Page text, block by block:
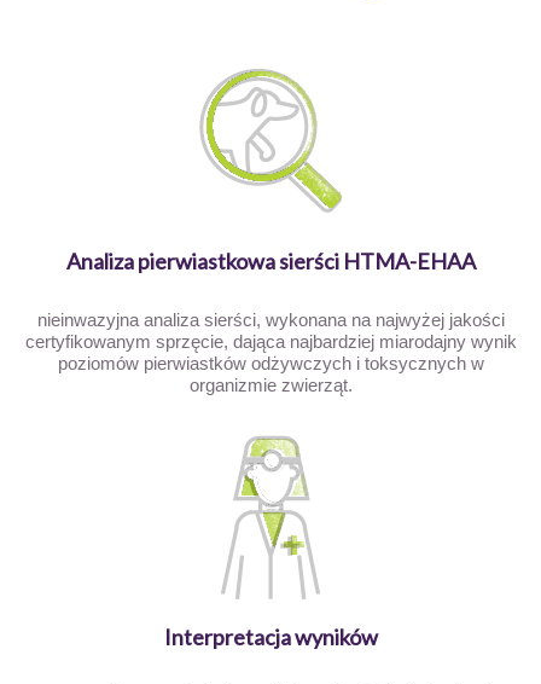
Analiza pierwiastkowa sierści HTMA-EHAA
nieinwazyjna analiza sierści, wykonana na najwyżej jakości
certyfikowanym sprzęcie, dająca najbardziej miarodajny wynik
poziomów pierwiastków odżywczych i toksycznych w
organizmie zwierząt.
Interpretacja wyników